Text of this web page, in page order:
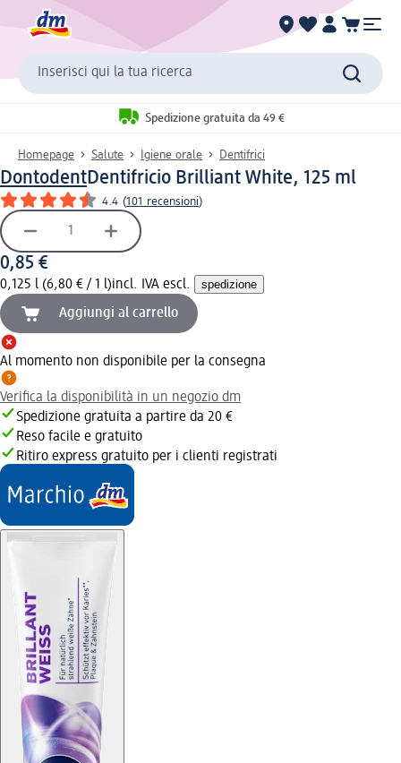
Inserisci qui la tua ricerca
Spedizione gratuita da 49 €
Homepage Salute Igiene orale Dentifrici
DontodentDentifricio Brilliant White, 125 ml
4.4 (101 recensioni)
0,85 €
0,125 l (6,80 € / 1 l)incl. IVA escl. spedizione
Aggiungi al carrello
Al momento non disponibile per la consegna
Verifica la disponibilità in un negozio dm
Spedizione gratuita a partire da 20 €
Reso facile e gratuito
Ritiro express gratuito per i clienti registrati